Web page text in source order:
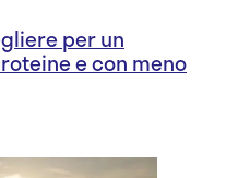
per un
e con meno